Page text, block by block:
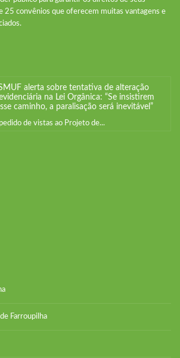
25 convênios que oferecem muitas vantagens e
alerta sobre tentativa de alteração
de vistas ao Projeto de...
alerta sobre tentativa de alteração
na Lei Orgânica: “Se insistirem
caminho, a paralisação será inevitável”
de vistas ao Projeto de...
Farroupilha